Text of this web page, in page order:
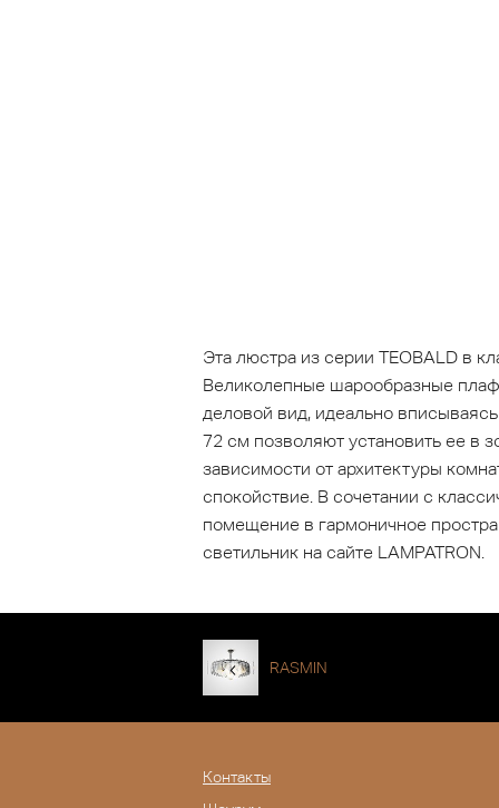
Эта люстра из серии TEOBALD в
Великолепные шарообразные
деловой вид, идеально
72 см позволяют установить ее в
зависимости от архитектуры
спокойствие. В сочетании с
помещение в гармоничное
светильник на сайте LAMPATRON.
RASMIN
Контакты